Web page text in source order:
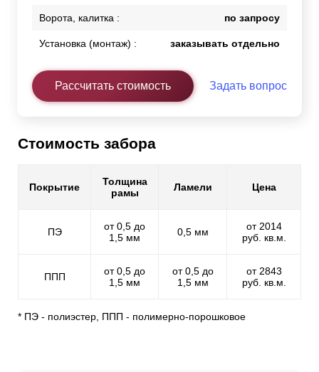
Ворота, калитка : по запросу
Установка (монтаж) : заказывать отдельно
Рассчитать стоимость Задать вопрос
Стоимость забора
Покрытие
Толщина
рамы
Ламели Цена
ПЭ
от 0,5 до
1,5 мм
0,5 мм
от 2014
руб. кв.м.
ППП
от 0,5 до
1,5 мм
от 0,5 до
1,5 мм
от 2843
руб. кв.м.
* ПЭ - полиэстер, ППП - полимерно-порошковое